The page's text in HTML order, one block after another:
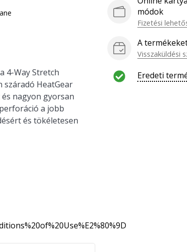
módok
Fizetési
A
Visszaküldési
Eredeti
4-Way Stretch
HeatGear
nagyon gyorsan
a jobb
és tökéletesen